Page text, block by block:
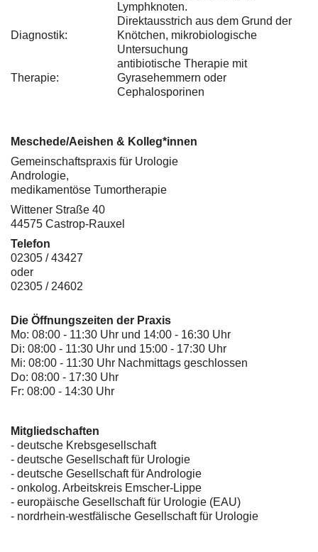
Lymphknoten.
Diagnostik:
Direktausstrich aus dem Grund der
Knötchen, mikrobiologische
Untersuchung
Therapie:
antibiotische Therapie mit
Gyrasehemmern oder
Cephalosporinen
Meschede/Aeishen & Kolleg*innen
Gemeinschaftspraxis für Urologie
Andrologie,
medikamentöse Tumortherapie
Wittener Straße 40
44575 Castrop-Rauxel
Telefon
02305 / 43427
oder
02305 / 24602
Die Öffnungszeiten der Praxis
Mo: 08:00 - 11:30 Uhr und 14:00 - 16:30 Uhr
Di: 08:00 - 11:30 Uhr und 15:00 - 17:30 Uhr
Mi: 08:00 - 11:30 Uhr Nachmittags geschlossen
Do: 08:00 - 17:30 Uhr
Fr: 08:00 - 14:30 Uhr
Mitgliedschaften
- deutsche Krebsgesellschaft
- deutsche Gesellschaft für Urologie
- deutsche Gesellschaft für Andrologie
- onkolog. Arbeitskreis Emscher-Lippe
- europäische Gesellschaft für Urologie (EAU)
- nordrhein-westfälische Gesellschaft für Urologie